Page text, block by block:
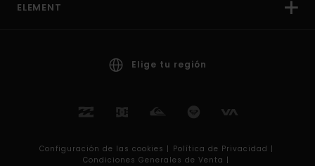
ELEMENT
Elige tu región
Configuración de las cookies | Política de Privacidad |
Condiciones Generales de Venta |